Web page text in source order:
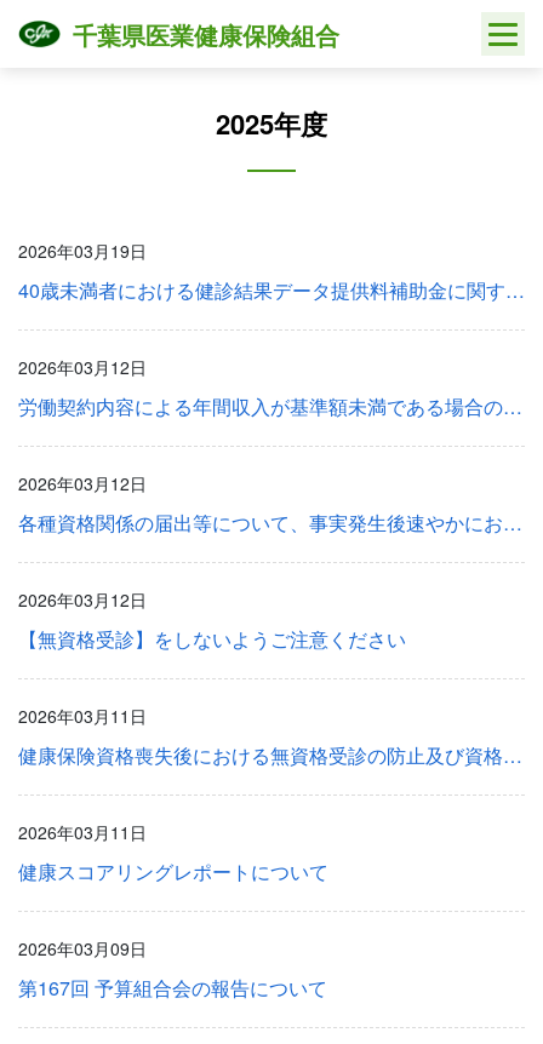
千葉県医業健康保険組合
2025年度
2026年03月19日
40歳未満者における健診結果データ提供料補助金に関するＱ＆Ａについて
2026年03月12日
労働契約内容による年間収入が基準額未満である場合の被扶養者の認定における年間収入の取扱いについて及び被扶養者（異動）届の認定時に係る添付書類の変更について
2026年03月12日
各種資格関係の届出等について、事実発生後速やかにお手続きください。
2026年03月12日
【無資格受診】をしないようご注意ください
2026年03月11日
健康保険資格喪失後における無資格受診の防止及び資格喪失届・扶養削除届の期限内の提出についてのお願い
2026年03月11日
健康スコアリングレポートについて
2026年03月09日
第167回 予算組合会の報告について